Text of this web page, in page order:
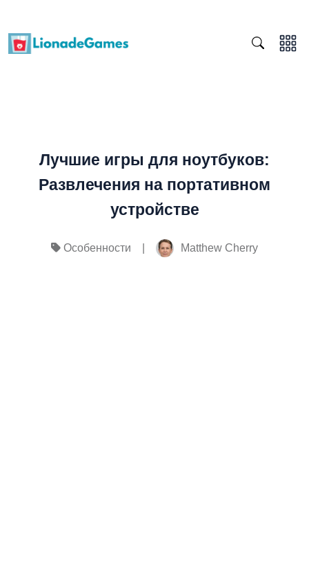
Лучшие игры для ноутбуков:
Развлечения на портативном
устройстве
Особенности Matthew Cherry